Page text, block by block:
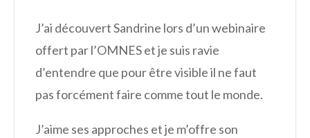
J’ai découvert Sandrine lors d’un webinaire
offert par l’OMNES et je suis ravie
d’entendre que pour être visible il ne faut
pas forcément faire comme tout le monde.
J’aime ses approches et je m’offre son